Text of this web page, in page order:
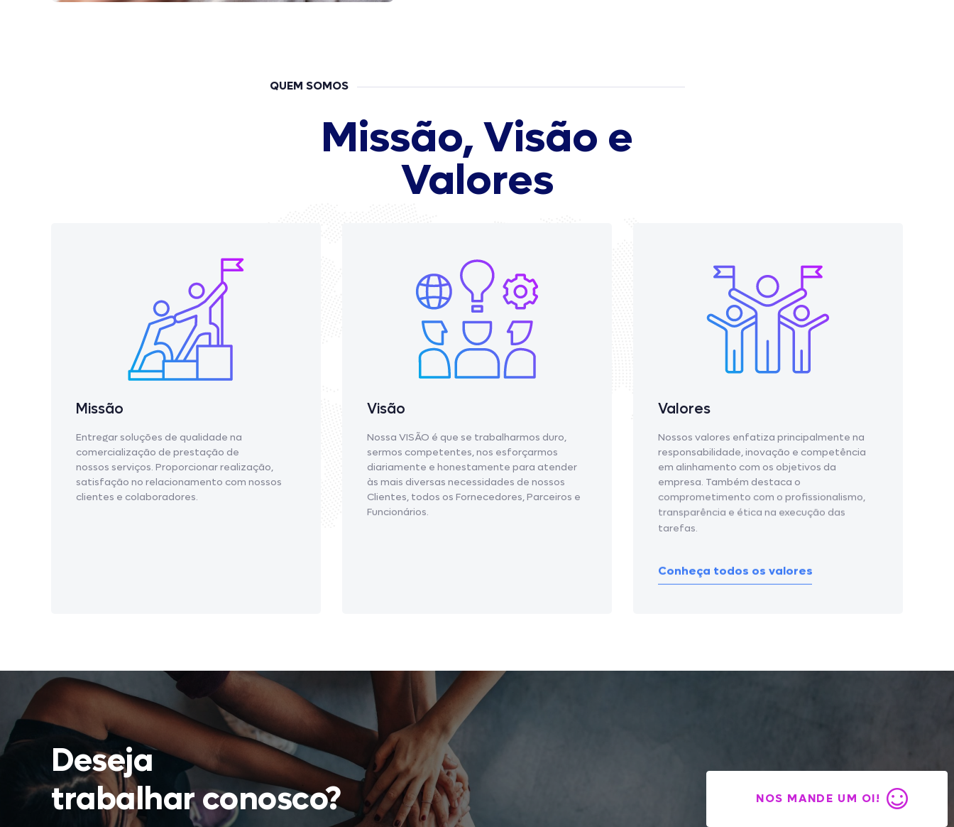
QUEM SOMOS
Missão, Visão e
Valores
Missão
Entregar soluções de qualidade na
comercialização de prestação de
nossos serviços. Proporcionar realização,
satisfação no relacionamento com nossos
clientes e colaboradores.
Visão
Nossa VISÃO é que se trabalharmos duro,
sermos competentes, nos esforçarmos
diariamente e honestamente para atender
às mais diversas necessidades de nossos
Clientes, todos os Fornecedores, Parceiros e
Funcionários.
Valores
Nossos valores enfatiza principalmente na
responsabilidade, inovação e competência
em alinhamento com os objetivos da
empresa. Também destaca o
comprometimento com o profissionalismo,
transparência e ética na execução das
tarefas.
Conheça todos os valores
Deseja
trabalhar conosco?
NOS MANDE UM OI!